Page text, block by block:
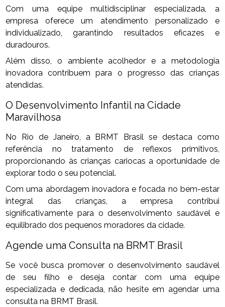
Com uma equipe multidisciplinar especializada, a
empresa oferece um atendimento personalizado e
individualizado, garantindo resultados eficazes e
duradouros.
Além disso, o ambiente acolhedor e a metodologia
inovadora contribuem para o progresso das crianças
atendidas.
O Desenvolvimento Infantil na Cidade
Maravilhosa
No Rio de Janeiro, a BRMT Brasil se destaca como
referência no tratamento de reflexos primitivos,
proporcionando às crianças cariocas a oportunidade de
explorar todo o seu potencial.
Com uma abordagem inovadora e focada no bem-estar
integral das crianças, a empresa contribui
significativamente para o desenvolvimento saudável e
equilibrado dos pequenos moradores da cidade.
Agende uma Consulta na BRMT Brasil
Se você busca promover o desenvolvimento saudável
de seu filho e deseja contar com uma equipe
especializada e dedicada, não hesite em agendar uma
consulta na BRMT Brasil.